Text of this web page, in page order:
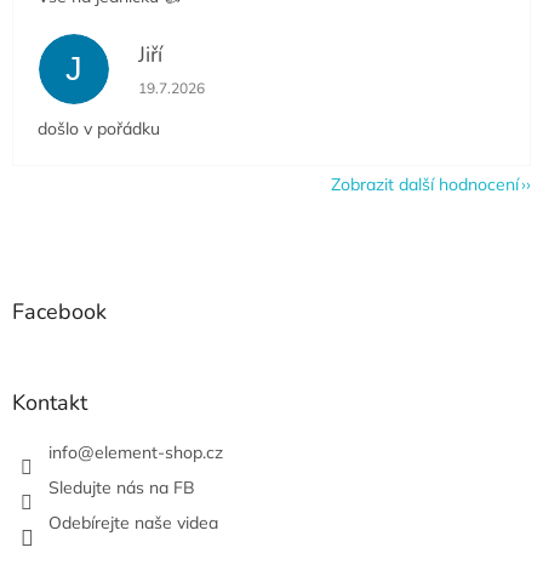
J Jiří
Hodnocení obchodu je 5 z 5 hvězdiček.
19.7.2026
došlo v pořádku
Zobrazit další hodnocení
Facebook
Kontakt
info@element-shop.cz
Sledujte nás na FB
Odebírejte naše videa